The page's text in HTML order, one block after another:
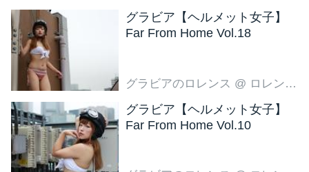
グラビア【ヘルメット女子】
Far From Home Vol.18
グラビアのロレンス @ ロレンス編集部
グラビア【ヘルメット女子】
Far From Home Vol.10